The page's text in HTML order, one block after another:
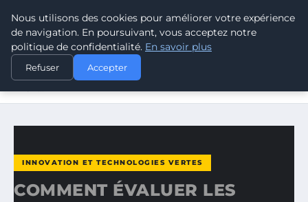
CLIMATE GUARDIAN
ACCUEIL
INNOVATION ET TECHNOLOGIES VERTES
COMMENT ÉVALUER LES INNOVATIONS EN FONCTION DE
INNOVATION ET TECHNOLOGIES VERTES
COMMENT ÉVALUER LES
Nous utilisons des cookies pour améliorer votre expérience
de navigation. En poursuivant, vous acceptez notre
politique de confidentialité. En savoir plus
Refuser Accepter